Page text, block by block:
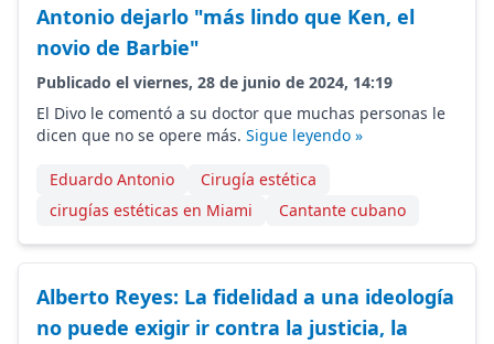
Antonio dejarlo "más lindo que Ken, el
novio de Barbie"
Publicado el viernes, 28 de junio de 2024, 14:19
El Divo le comentó a su doctor que muchas personas le
dicen que no se opere más. Sigue leyendo »
Eduardo Antonio
Cirugía estética
cirugías estéticas en Miami
Cantante cubano
Alberto Reyes: La fidelidad a una ideología
no puede exigir ir contra la justicia, la